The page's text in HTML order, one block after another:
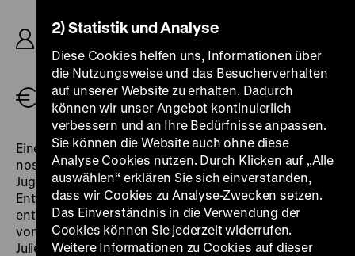
Bernhard Eichhorn, D: Olga Tschechowa, Margot
Hielscher, Ferdinand Marian, Hilde Hildebrand,
80‘
Eine Witwe in ihren besten Jahren sucht in einer
nostalgischen Anwandlung ihre Tanzpartner aus
Jugendtagen auf und erlebt dabei lauter
Enttäuschungen: Keiner ihrer früheren Verehrer
entspricht ihren verklärten Erinnerungen. Als Vorbild
von Hans H. ZerlettsReise in die Vergangenheit
Julien DuviviersUn carnet de bal, der 1938 in Venedig
2) Statistik und Analyse
Diese Cookies helfen uns, Informationen über
die Nutzungsweise und das Besucherverhalten
auf unserer Website zu erhalten. Dadurch
können wir unser Angebot kontinuierlich
verbessern und an Ihre Bedürfnisse anpassen.
Sie können die Website auch ohne diese
Analyse Cookies nutzen. Durch Klicken auf „Alle
auswählen“ erklären Sie sich einverstanden,
dass wir Cookies zu Analyse-Zwecken setzen.
Das Einverständnis in die Verwendung der
Cookies können Sie jederzeit widerrufen.
Weitere Informationen zu Cookies auf dieser